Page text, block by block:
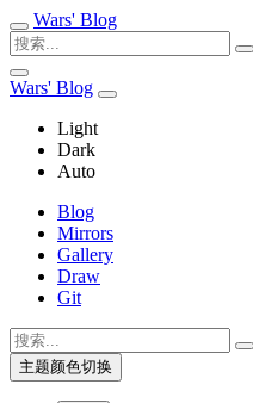
Wars' Blog
Wars' Blog
Light
Dark
Auto
Blog
Mirrors
Gallery
Draw
Git
主题颜色切换